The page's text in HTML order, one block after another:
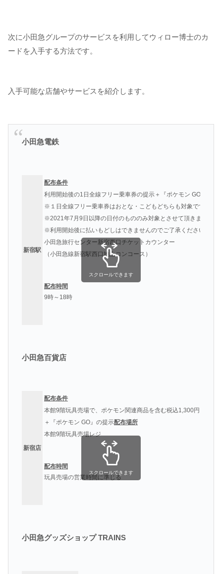
次に小田急グループのサービスを利用してウィロー博士のカ
ードを入手する方法です。
入手可能な店舗やサービスを紹介します。
小田急電鉄
新宿駅
配布条件
利用開始後の1日全線フリー乗車券の提示＋『ポケモン GO』の提
※１日全線フリー乗車券はおとな・こどもどちらも対象です。
※2021年7月9日以降の日付のもののみ対象とさせて頂きます。
※利用開始後に払いもどしはできませんのでご了承ください。
小田急旅行センター新宿西口チケットカウンター
（小田急線新宿駅西口地上コンコース）
配布時間
9時～18時
スクロールできます
小田急百貨店
新宿店
配布条件
本館9階玩具売場で、ポケモン関連商品を含む税込1,300円以上の
＋『ポケモン GO』の提示配布場所
本館9階玩具売場レジ
配布時間
玩具売場の営業時間に準じる
スクロールできます
小田急グッズショップ TRAINS